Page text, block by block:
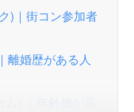
)｜街コン参加者
離婚歴がある人
) ｜年齢層が高